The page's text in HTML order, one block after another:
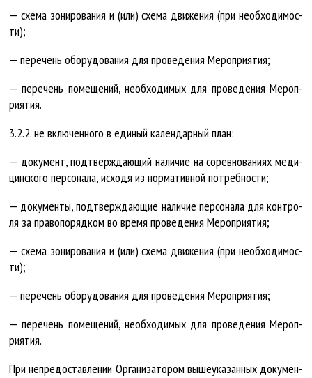
— схе­ма зо­ни­ро­ва­ния и (или) схе­ма дви­же­ния (при не­об­хо­ди­мос­
ти);
— пе­ре­чень обо­ру­до­ва­ния для про­ве­де­ния Ме­роп­ри­я­тия;
— пе­ре­чень по­ме­ще­ний, не­об­хо­ди­мых для про­ве­де­ния Ме­роп­
ри­я­тия.
3.2.2. не вклю­чен­но­го в еди­ный ка­лен­дар­ный план:
— до­ку­мент, под­тверж­да­ю­щий на­ли­чие на со­рев­но­ва­ни­ях ме­ди­
цин­ско­го пер­со­на­ла, ис­хо­дя из нор­ма­тив­ной по­треб­нос­ти;
— до­ку­мен­ты, под­тверж­да­ю­щие на­ли­чие пер­со­на­ла для кон­тро­
ля за пра­во­по­ряд­ком во вре­мя про­ве­де­ния Ме­роп­ри­я­тия;
— схе­ма зо­ни­ро­ва­ния и (или) схе­ма дви­же­ния (при не­об­хо­ди­мос­
ти);
— пе­ре­чень обо­ру­до­ва­ния для про­ве­де­ния Ме­роп­ри­я­тия;
— пе­ре­чень по­ме­ще­ний, не­об­хо­ди­мых для про­ве­де­ния Ме­роп­
ри­я­тия.
При не­предос­тав­ле­нии Ор­га­ни­за­то­ром вы­ше­ука­зан­ных до­ку­мен­